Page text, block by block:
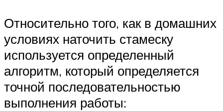
Относительно того, как в домашних
условиях наточить стамеску
используется определенный
алгоритм, который определяется
точной последовательностью
выполнения работы: